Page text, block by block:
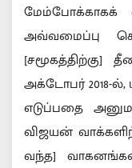
அவ்வமைப்பு
[சமூகத்திற்கு]
அக்டோபர் 2018-
எடுப்பதை
விஜயன்
வந்த]